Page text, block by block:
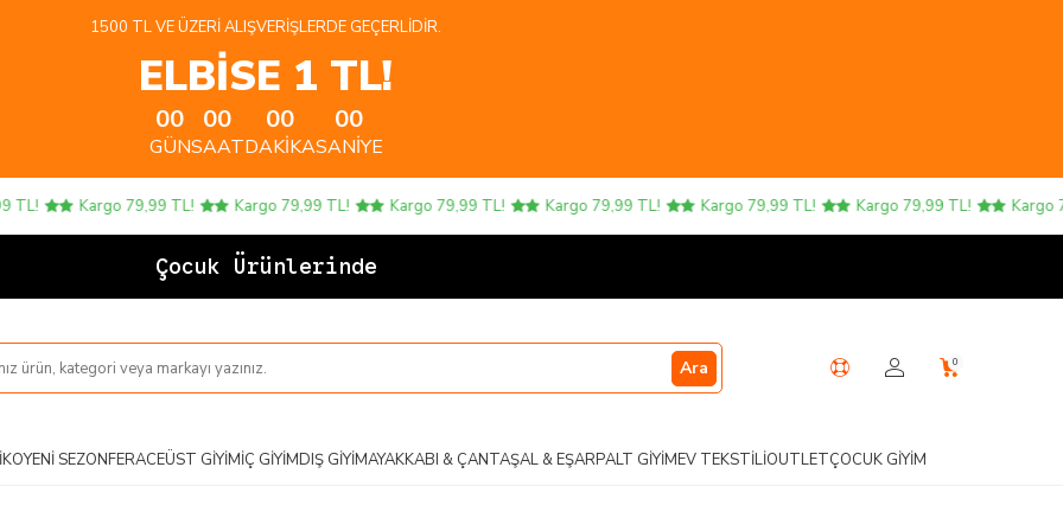
1500 TL VE ÜZERI ALIŞVERIŞLERDE GEÇERLIDIR.
ELBİSE 1 TL!
00
GÜN
00
SAAT
00
DAKIKA
00
SANIYE
Kargo 79,99 TL! Kargo 79,99 TL! Kargo 79,99 TL! Kargo 79,99 TL! Kargo 79,99 TL! Kargo 79,99 TL! Kargo
Çocuk Ürünlerinde 4 A
Ara 0
YENI SEZONFERACEÜST GIYIMİÇ GIYIMDIŞ GIYIMAYAKKABI & ÇANTAŞAL & EŞARPALT GIYIMEV TEKSTILIOUTLETÇOCUK GIYIM